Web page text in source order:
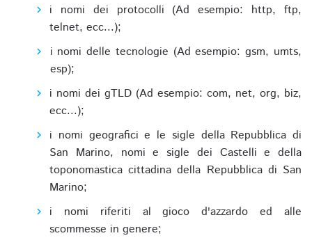
i nomi dei protocolli (Ad esempio: http, ftp,
telnet, ecc...);
i nomi delle tecnologie (Ad esempio: gsm, umts,
esp);
i nomi dei gTLD (Ad esempio: com, net, org, biz,
ecc...);
i nomi geografici e le sigle della Repubblica di
San Marino, nomi e sigle dei Castelli e della
toponomastica cittadina della Repubblica di San
Marino;
i nomi riferiti al gioco d'azzardo ed alle
scommesse in genere;